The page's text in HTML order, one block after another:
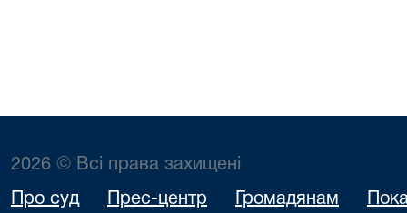
2026 © Всі права захищені
Про суд Прес-центр Громадянам